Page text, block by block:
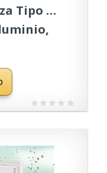
Tipo T
de
de
en